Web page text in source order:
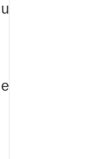
/></td>
/